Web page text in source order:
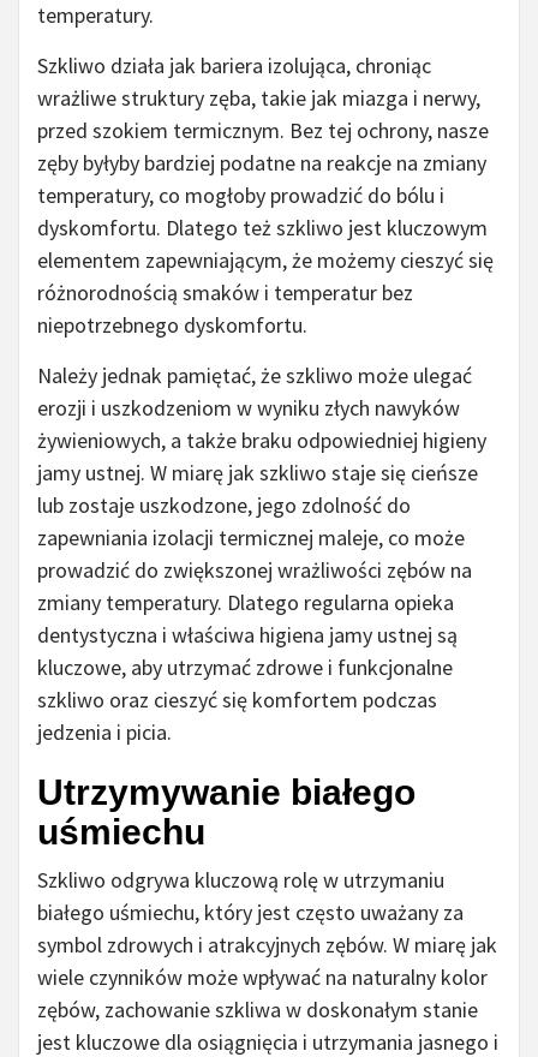
temperatury.
Szkliwo działa jak bariera izolująca, chroniąc
wrażliwe struktury zęba, takie jak miazga i nerwy,
przed szokiem termicznym. Bez tej ochrony, nasze
zęby byłyby bardziej podatne na reakcje na zmiany
temperatury, co mogłoby prowadzić do bólu i
dyskomfortu. Dlatego też szkliwo jest kluczowym
elementem zapewniającym, że możemy cieszyć się
różnorodnością smaków i temperatur bez
niepotrzebnego dyskomfortu.
Należy jednak pamiętać, że szkliwo może ulegać
erozji i uszkodzeniom w wyniku złych nawyków
żywieniowych, a także braku odpowiedniej higieny
jamy ustnej. W miarę jak szkliwo staje się cieńsze
lub zostaje uszkodzone, jego zdolność do
zapewniania izolacji termicznej maleje, co może
prowadzić do zwiększonej wrażliwości zębów na
zmiany temperatury. Dlatego regularna opieka
dentystyczna i właściwa higiena jamy ustnej są
kluczowe, aby utrzymać zdrowe i funkcjonalne
szkliwo oraz cieszyć się komfortem podczas
jedzenia i picia.
Utrzymywanie białego
uśmiechu
Szkliwo odgrywa kluczową rolę w utrzymaniu
białego uśmiechu, który jest często uważany za
symbol zdrowych i atrakcyjnych zębów. W miarę jak
wiele czynników może wpływać na naturalny kolor
zębów, zachowanie szkliwa w doskonałym stanie
jest kluczowe dla osiągnięcia i utrzymania jasnego i